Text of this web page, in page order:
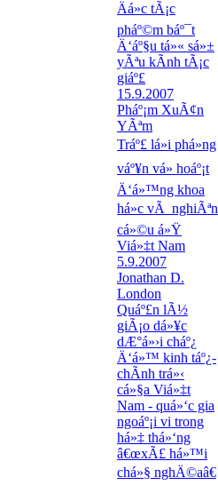
Äá»c tÃ¡c
pháº©m báº¯t
Ä‘áº§u tá»« sá»±
yÃªu kÃ­nh tÃ¡c
giáº£
15.9.2007
Pháº¡m XuÃ¢n
YÃªm
Tráº£ lá»i phá»ng
váº¥n vá» hoáº¡t
Ä‘á»™ng khoa
há»c vÃ nghiÃªn
cá»©u á»Ÿ
Viá»‡t Nam
5.9.2007
Jonathan D.
London
Quáº£n lÃ½
giÃ¡o dá»¥c
dÆ°á»›i cháº¿
Ä‘á»™ kinh táº¿-
chÃ­nh trá»‹
cá»§a Viá»‡t
Nam - quá»‘c gia
ngoáº¡i vi trong
há»‡ thá»‘ng
â€œxÃ£ há»™i
chá»§ nghÄ©aâ€